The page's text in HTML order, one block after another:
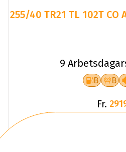
255/40 TR21 TL 102T CO
9
B B
Fr.